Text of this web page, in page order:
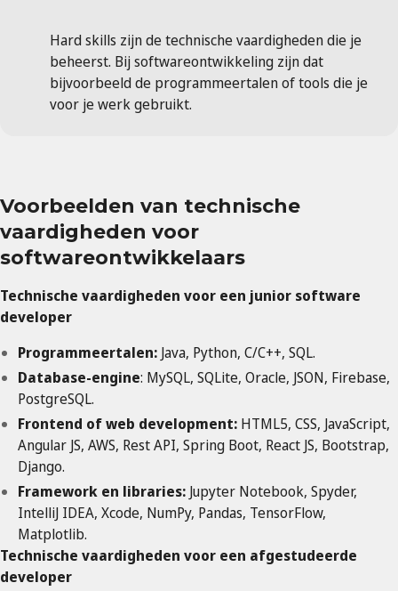
Hard skills zijn de technische vaardigheden die je
beheerst. Bij softwareontwikkeling zijn dat
bijvoorbeeld de programmeertalen of tools die je
voor je werk gebruikt.
Voorbeelden van technische
vaardigheden voor
softwareontwikkelaars
Technische vaardigheden voor een junior software
developer
Programmeertalen: Java, Python, C/C++, SQL.
Database-engine: MySQL, SQLite, Oracle, JSON, Firebase,
PostgreSQL.
Frontend of web development: HTML5, CSS, JavaScript,
Angular JS, AWS, Rest API, Spring Boot, React JS, Bootstrap,
Django.
Framework en libraries: Jupyter Notebook, Spyder,
IntelliJ IDEA, Xcode, NumPy, Pandas, TensorFlow,
Matplotlib.
Technische vaardigheden voor een afgestudeerde
developer